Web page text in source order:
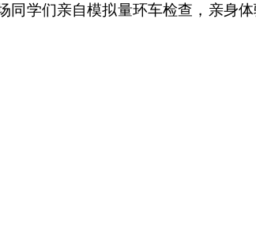
同学们亲自模拟量环车检查，亲身